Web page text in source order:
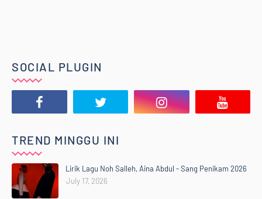
SOCIAL PLUGIN
TREND MINGGU INI
Lirik Lagu Noh Salleh, Aina Abdul - Sang Penikam 2026
July 17, 2026